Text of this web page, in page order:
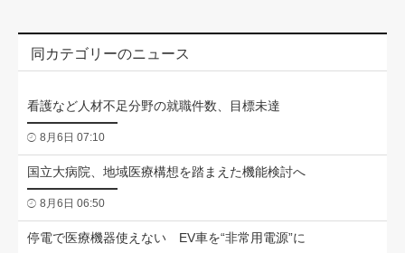
同カテゴリーのニュース
看護など人材不足分野の就職件数、目標未達
8月6日 07:10
国立大病院、地域医療構想を踏まえた機能検討へ
8月6日 06:50
停電で医療機器使えない EV車を“非常用電源”に